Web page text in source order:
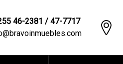
46-2381 / 47-7717